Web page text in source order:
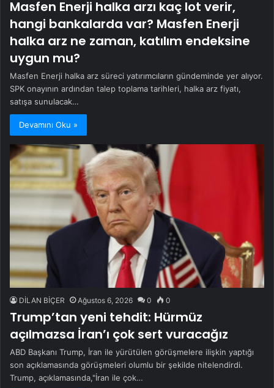
Masfen Enerji halka arzı kaç lot verir,
hangi bankalarda var? Masfen Enerji
halka arz ne zaman, katılım endeksine
uygun mu?
Masfen Enerji halka arz süreci yatırımcıların gündeminde yer alıyor.
SPK onayının ardından talep toplama tarihleri, halka arz fiyatı,
satışa sunulacak…
Devamını Oku »
DİLAN BİÇER Ağustos 6, 2026 0 0
Trump’tan yeni tehdit: Hürmüz
açılmazsa İran’ı çok sert vuracağız
ABD Başkanı Trump, İran ile yürütülen görüşmelere ilişkin yaptığı
son açıklamasında görüşmeleri olumlu bir şekilde nitelendirdi.
Trump, açıklamasında,"İran ile çok…